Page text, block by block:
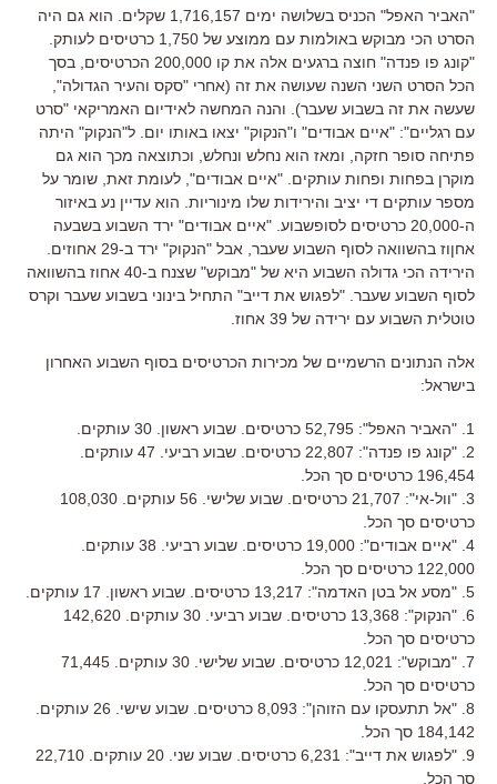
"האביר האפל" הכניס בשלושה ימים 1,716,157 שקלים. הוא גם היה
הסרט הכי מבוקש באולמות עם ממוצע של 1,750 כרטיסים לעותק.
"קונג פו פנדה" חוצה ברגעים אלה את קו 200,000 הכרטיסים, בסך
הכל הסרט השני השנה שעושה את זה (אחרי "סקס והעיר הגדולה",
שעשה את זה בשבוע שעבר). והנה המחשה לאידיום האמריקאי "סרט
עם רגליים": "איים אבודים" ו"הנקוק" יצאו באותו יום. ל"הנקוק" היתה
פתיחה סופר חזקה, ומאז הוא נחלש ונחלש, וכתוצאה מכך הוא גם
מוקרן בפחות ופחות עותקים. "איים אבודים", לעומת זאת, שומר על
מספר עותקים די יציב והירידות שלו מינוריות. הוא עדיין נע באיזור
ה-20,000 כרטיסים לסופשבוע. "איים אבודים" ירד השבוע בשבעה
אחןוז בהשוואה לסוף השבוע שעבר, אבל "הנקוק" ירד ב-29 אחוזים.
הירידה הכי גדולה השבוע היא של "מבוקש" שצנח ב-40 אחוז בהשוואה
לסוף השבוע שעבר. "לפגוש את דייב" התחיל בינוני בשבוע שעבר וקרס
טוטלית השבוע עם ירידה של 39 אחוז.
אלה הנתונים הרשמיים של מכירות הכרטיסים בסוף השבוע האחרון
בישראל:
1. "האביר האפל": 52,795 כרטיסים. שבוע ראשון. 30 עותקים.
2. "קונג פו פנדה": 22,807 כרטיסים. שבוע רביעי. 47 עותקים.
196,454 כרטיסים סך הכל.
3. "וול-אי": 21,707 כרטיסים. שבוע שלישי. 56 עותקים. 108,030
כרטיסים סך הכל.
4. "איים אבודים": 19,000 כרטיסים. שבוע רביעי. 38 עותקים.
122,000 כרטיסים סך הכל.
5. "מסע אל בטן האדמה": 13,217 כרטיסים. שבוע ראשון. 17 עותקים.
6. "הנקוק": 13,368 כרטיסים. שבוע רביעי. 30 עותקים. 142,620
כרטיסים סך הכל.
7. "מבוקש": 12,021 כרטיסים. שבוע שלישי. 30 עותקים. 71,445
כרטיסים סך הכל.
8. "אל תתעסקו עם הזוהן": 8,093 כרטיסים. שבוע שישי. 26 עותקים.
184,142 סך הכל.
9. "לפגוש את דייב": 6,231 כרטיסים. שבוע שני. 20 עותקים. 22,710
סך הכל.